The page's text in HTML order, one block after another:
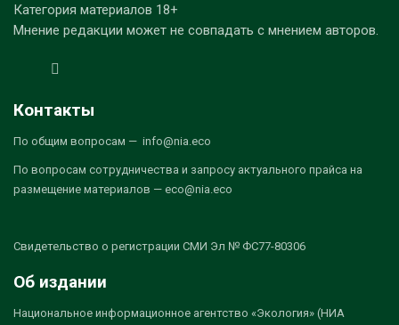
Категория материалов 18+
Мнение редакции может не совпадать с мнением авторов.
Контакты
По общим вопросам — info@nia.eco
По вопросам сотрудничества и запросу актуального прайса на
размещение материалов — eco@nia.eco
Свидетельство о регистрации СМИ Эл № ФС77-80306
Об издании
Национальное информационное агентство «Экология» (НИА